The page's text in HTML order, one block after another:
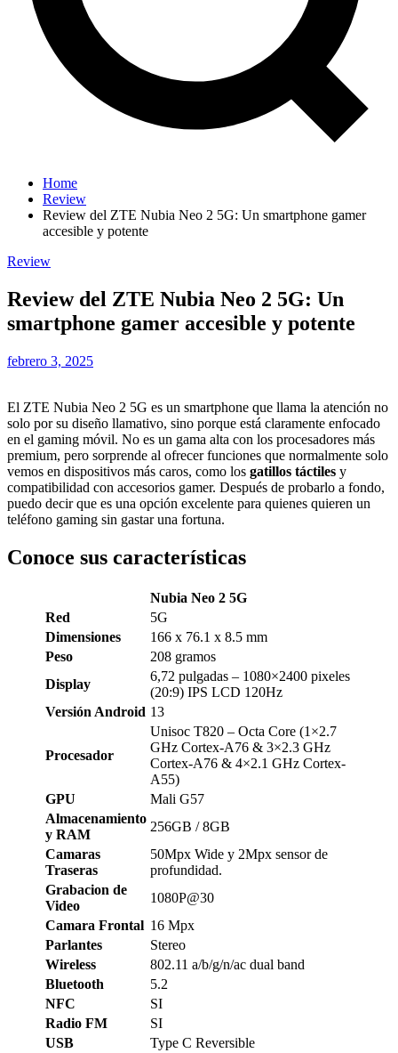
Home
Review
Review del ZTE Nubia Neo 2 5G: Un smartphone gamer
accesible y potente
Review
Review del ZTE Nubia Neo 2 5G: Un
smartphone gamer accesible y potente
febrero 3, 2025
El ZTE Nubia Neo 2 5G es un smartphone que llama la atención no
solo por su diseño llamativo, sino porque está claramente enfocado
en el gaming móvil. No es un gama alta con los procesadores más
premium, pero sorprende al ofrecer funciones que normalmente solo
vemos en dispositivos más caros, como los gatillos táctiles y
compatibilidad con accesorios gamer. Después de probarlo a fondo,
puedo decir que es una opción excelente para quienes quieren un
teléfono gaming sin gastar una fortuna.
Conoce sus características
Nubia Neo 2 5G
Red
5G
Dimensiones
166 x 76.1 x 8.5 mm
Peso
208 gramos
Display
6,72 pulgadas – 1080×2400 pixeles
(20:9) IPS LCD 120Hz
Versión Android 13
Procesador
Unisoc T820 – Octa Core (1×2.7
GHz Cortex-A76 & 3×2.3 GHz
Cortex-A76 & 4×2.1 GHz Cortex-
A55)
GPU
Mali G57
Almacenamiento
y RAM
256GB / 8GB
Camaras
Traseras
50Mpx Wide y 2Mpx sensor de
profundidad.
Grabacion de
Video
1080P@30
Camara Frontal 16 Mpx
Parlantes
Stereo
Wireless
802.11 a/b/g/n/ac dual band
Bluetooth
5.2
NFC
SI
Radio FM
SI
USB
Type C Reversible